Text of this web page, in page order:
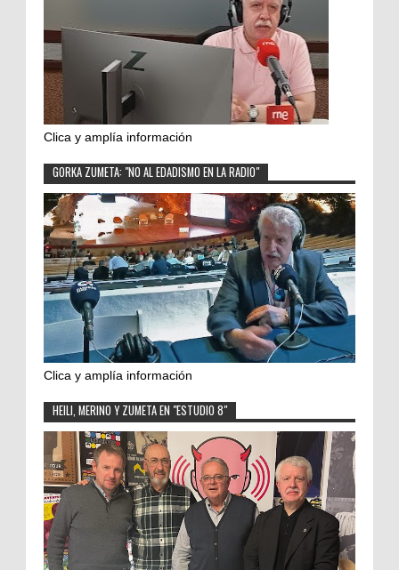
Clica y amplía información
GORKA ZUMETA: "NO AL EDADISMO EN LA RADIO"
Clica y amplía información
HEILI, MERINO Y ZUMETA EN "ESTUDIO 8"